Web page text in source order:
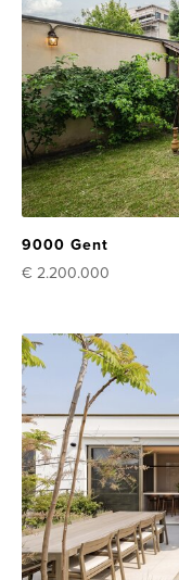
9000 Gent
€ 2.200.000